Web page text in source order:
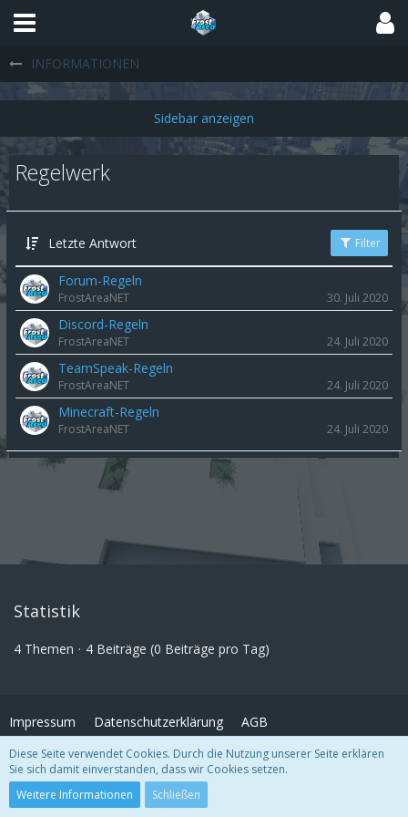
INFORMATIONEN
Regelwerk
Letzte Antwort Filter
Forum-Regeln
FrostAreaNET 30. Juli 2020
Discord-Regeln
FrostAreaNET 24. Juli 2020
TeamSpeak-Regeln
FrostAreaNET 24. Juli 2020
Minecraft-Regeln
FrostAreaNET 24. Juli 2020
Statistik
4 Themen 4 Beiträge (0 Beiträge pro Tag)
Impressum Datenschutzerklärung AGB
Copyright© FrostArea.net2026
Community-Software:
Diese Seite verwendet Cookies. Durch die Nutzung unserer Seite erklären
Sie sich damit einverstanden, dass wir Cookies setzen.
Weitere Informationen
Schließen